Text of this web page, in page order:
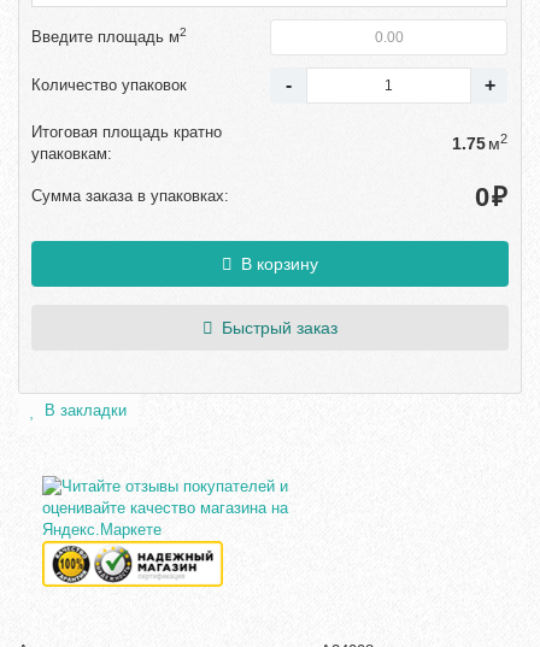
Введите площадь м2
Количество упаковок
Итоговая площадь кратно
упаковкам:
м2
Сумма заказа в упаковках: ₽
В корзину
Быстрый заказ
В закладки